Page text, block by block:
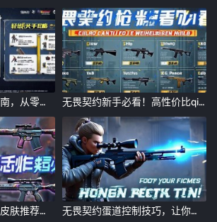
无畏契约新手入门指南，从零开始的轻松上手攻略 无畏契约新手必看！高性价比qiang械推荐指南
无畏契约高颜值武器皮肤推荐！这几款手感炸裂必入 无畏契约蛋道控制技巧，让你的射击更精准！